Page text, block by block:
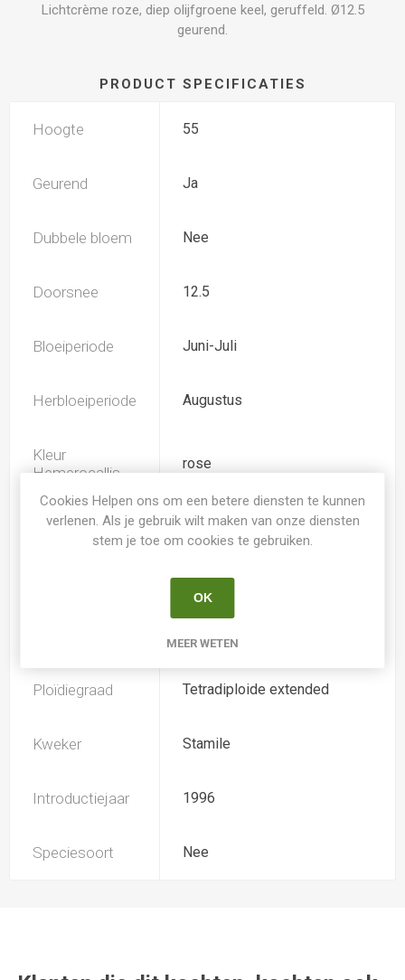
Lichtcrème roze, diep olijfgroene keel, geruffeld. Ø12.5
geurend.
PRODUCT SPECIFICATIES
Hoogte 55
Geurend Ja
Dubbele bloem Nee
Doorsnee 12.5
Bloeiperiode Juni-Juli
Herbloeiperiode Augustus
Kleur
Hemerocallis
rose
Spider Nee
Bladverliezend
Hemerocallis
Ploïdiegraad Tetradiploide extended
Kweker Stamile
Introductiejaar 1996
Speciesoort Nee
Cookies Helpen ons om een betere diensten te kunnen
verlenen. Als je gebruik wilt maken van onze diensten
stem je toe om cookies te gebruiken.
OK
MEER WETEN